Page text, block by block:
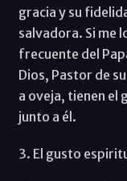
gracia y su
salvadora. Si me
frecuente del
Dios, Pastor de
a oveja, tienen el
junto a él.
3. El gusto